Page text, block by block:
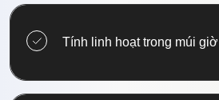
Tính linh hoạt trong múi giờ